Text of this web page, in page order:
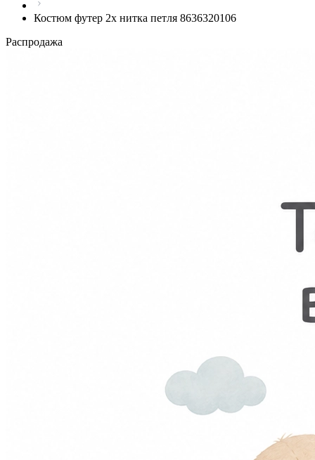
Костюм футер 2х нитка петля 8636320106
Распродажа